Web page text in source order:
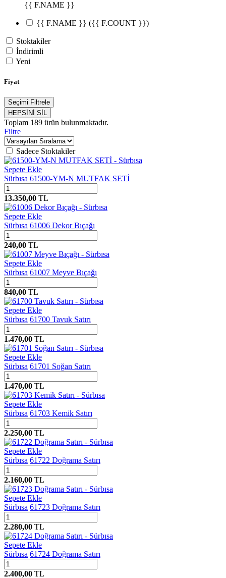
{{ F.NAME }}
{{ F.NAME }} ({{ F.COUNT }})
Stoktakiler
İndirimli
Yeni
Fiyat
Seçimi Filtrele
HEPSİNİ SİL
Toplam 189 ürün bulunmaktadır.
Filtre
Sadece Stoktakiler
Sepete Ekle
Sürbısa 61500-YM-N MUTFAK SETİ
13.350,00 TL
Sepete Ekle
Sürbısa 61006 Dekor Bıçağı
240,00 TL
Sepete Ekle
Sürbısa 61007 Meyve Bıçağı
840,00 TL
Sepete Ekle
Sürbısa 61700 Tavuk Satırı
1.470,00 TL
Sepete Ekle
Sürbısa 61701 Soğan Satırı
1.470,00 TL
Sepete Ekle
Sürbısa 61703 Kemik Satırı
2.250,00 TL
Sepete Ekle
Sürbısa 61722 Doğrama Satırı
2.160,00 TL
Sepete Ekle
Sürbısa 61723 Doğrama Satırı
2.280,00 TL
Sepete Ekle
Sürbısa 61724 Doğrama Satırı
2.400,00 TL